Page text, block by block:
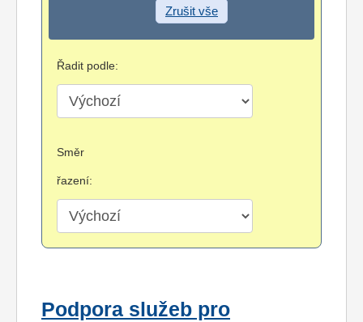
Zrušit vše
Řadit podle:
Směr
řazení:
Podpora služeb pro